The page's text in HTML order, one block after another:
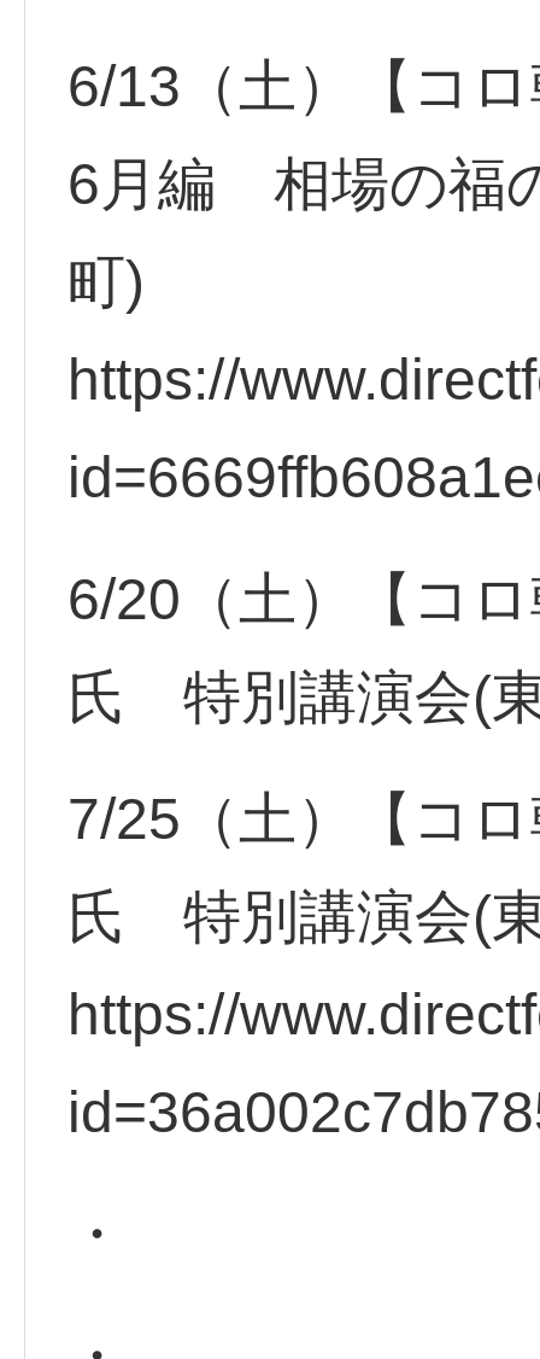
6/13（土）【コ
6月編 相場の福
町)
https://
6/20（土）【コ
氏 特別講演会(
7/25（土）【コ
氏 特別講演会(
https://
・